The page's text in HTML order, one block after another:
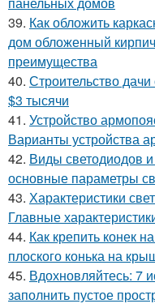
39. Как обложить
дом обложенный
преимущества
40. Строительство
$3 тысячи
41. Устройство
Варианты устройства
42. Виды светодиодов
основные параметры
43. Характеристики
Главные
44. Как крепить конек
плоского конька на
45. Вдохновляйтесь: 7
заполнить пустое